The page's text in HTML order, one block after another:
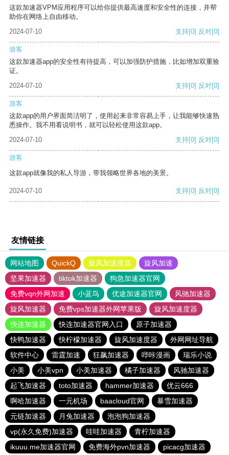
这款加速器VPM应用程序可以给你提供最高速度和安全性的连接，并帮
助你在网络上自由移动。
2024-07-10
支持[0] 反对[0]
游客
这款加速器app的安全性有待提高，可以加强防护措施，比如增加双重验
证。
2024-07-10
支持[0] 反对[0]
游客
这款app的用户界面简洁明了，使用起来非常容易上手，让我能够快速熟
悉操作。我不用看说明书，就可以轻松使用这款app。
2024-07-10
支持[0] 反对[0]
游客
这款app就像我的私人导游，带我领略世界各地的美景。
2024-07-10 支持[0] 反对[0]
友情链接
网站地图 QuickQ 旋风加速度器
旋风加速
坚果加速器
tiktok加速器
狗急加速器官网
免费vqn外网加速
小蓝鸟 优途加速器官网
风驰加速器
旋风加速器
免费vps加速器外网苹果版
旋风加速度器
快连加速器
快连加速器官网入口
原子加速器
快鸭加速器
快柠檬加速器 旋风加速度器
外网网址导航
软件中心
雷霆加速 狂飙加速器 哔咔漫画
瑞乐小说
小美
小美vpn 小美加速器 橘子加速器
风驰加速器
起飞加速器
toto加速器 hammer加速器
优云666
啊哈加速器
一元机场 baacloud官网
暴雪加速器
元链加速器
月兔加速器
泡泡狗加速器
vp(永久免费)加速器
哇哇加速器
青柠加速器
ikuuu.me加速器官网
免费海外pvn加速器 picacg加速器